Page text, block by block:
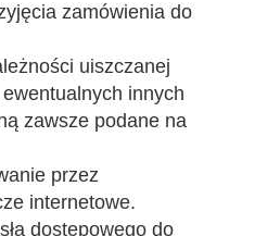
zamówienia do
uiszczanej
ewentualnych innych
zawsze podane na
przez
internetowe.
dostępowego do